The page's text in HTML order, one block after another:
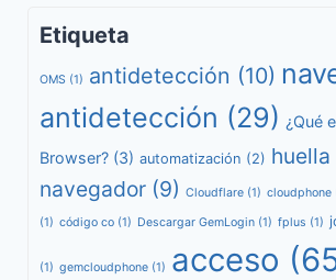
Etiqueta
OMS (1) antidetección (10)
antidetección (29) ¿Qué
Browser? (3) automatización (2)
navegador (9) Cloudflare (1) cloudphone
(1) código co (1) Descargar GemLogin (1) fplus (1)
(1) gemcloudphone (1) acceso